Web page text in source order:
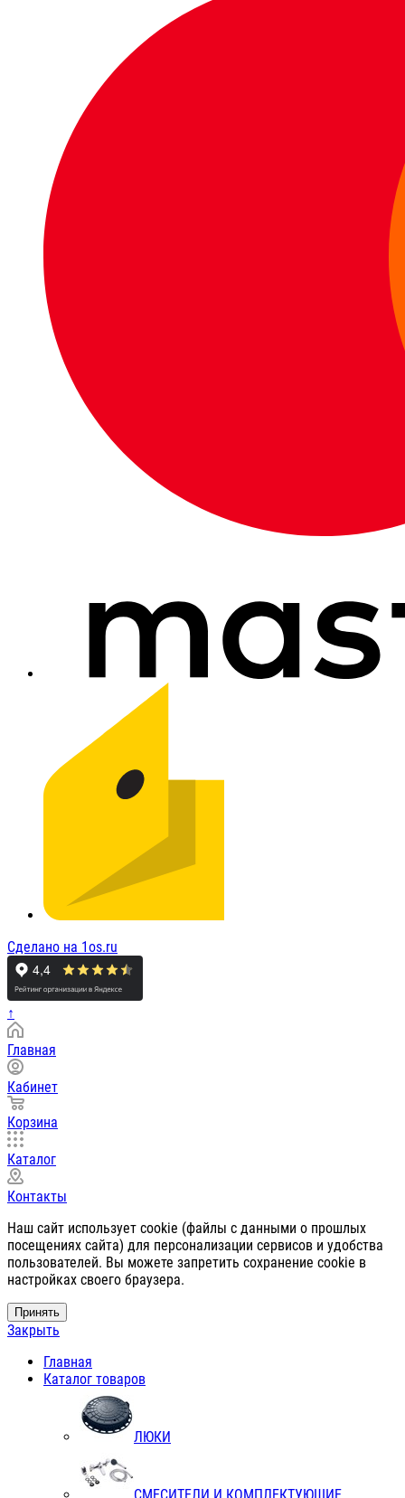
Сделано на 1os.ru
↑
Главная
Кабинет
Корзина
Каталог
Контакты
Наш сайт использует cookie (файлы с данными о прошлых
посещениях сайта) для персонализации сервисов и удобства
пользователей. Вы можете запретить сохранение cookie в
настройках своего браузера.
Принять
Закрыть
Главная
Каталог товаров
ЛЮКИ